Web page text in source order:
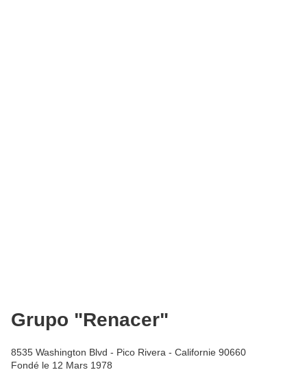
Grupo "Renacer"
8535 Washington Blvd - Pico Rivera - Californie 90660
Fondé le 12 Mars 1978